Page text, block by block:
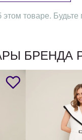
этом товаре.
БРЕНДА